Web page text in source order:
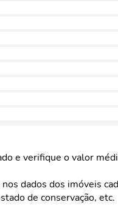
e verifique o valor
dados dos imóveis
de conservação, etc.